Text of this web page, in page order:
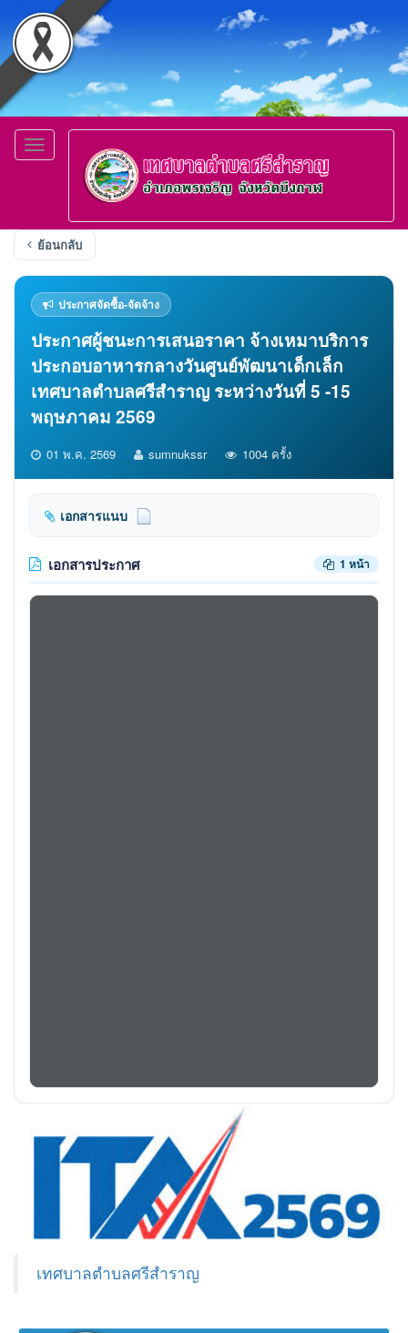
Toggle
navigation
ย้อนกลับ
ประกาศจัดซื้อ-จัดจ้าง
ประกาศผู้ชนะการเสนอราคา จ้างเหมาบริการ
ประกอบอาหารกลางวันศูนย์พัฒนาเด็กเล็ก
เทศบาลตำบลศรีสำราญ ระหว่างวันที่ 5 -15
พฤษภาคม 2569
01 พ.ค. 2569 sumnukssr 1004 ครั้ง
เอกสารแนบ
เอกสารประกาศ 1 หน้า
เทศบาลตำบลศรีสำราญ